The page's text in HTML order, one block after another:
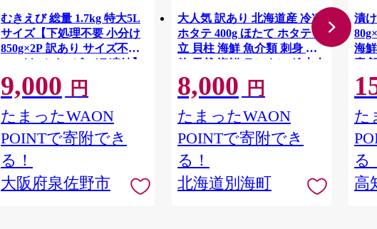
むきえび 総量 1.7kg 特大5L
サイズ【下処理不要 小分け
850g×2P 訳あり サイズ不揃
い バナメイエビ バラ凍結】
G4142
9,000 円
たまったWAON
POINTで寄附でき
る！
大阪府泉佐野市
大人気 訳あり 北海道産 冷凍
ホタテ 400g ほたて ホタテ 帆
立 貝柱 海鮮 魚介類 刺身 大
粒 天然 海鮮 ランキング 大人
気 人気 おすすめ 訳あり ）
8,000 円
たまったWAON
POINTで寄附でき
る！
北海道別海町
漬
海
素
ま
か
ハ
モ
鮮
真
身 おすすめ 人気 ランキング
ふ
た
る
高